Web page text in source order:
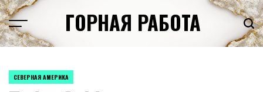
Перейти
к
содержимому
ГОРНАЯ РАБОТА
ОПУБЛИКОВАНО
СЕВЕРНАЯ АМЕРИКА